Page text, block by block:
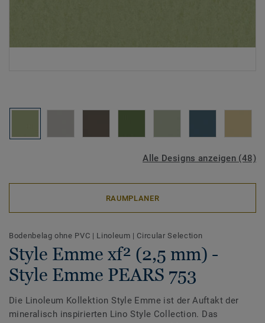
Alle Designs anzeigen (48)
RAUMPLANER
Bodenbelag ohne PVC | Linoleum | Circular Selection
Style Emme xf² (2,5 mm) -
Style Emme PEARS 753
Die Linoleum Kollektion Style Emme ist der Auftakt der
mineralisch inspirierten Lino Style Collection. Das